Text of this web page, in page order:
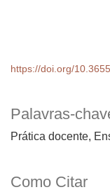
Palavras-
Prática docente,
Como Citar
https://doi.org/